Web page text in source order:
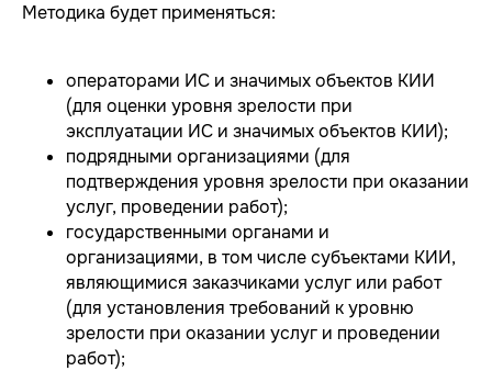
Методика будет применяться:
операторами ИС и значимых объектов КИИ
(для оценки уровня зрелости при
эксплуатации ИС и значимых объектов КИИ);
подрядными организациями (для
подтверждения уровня зрелости при оказании
услуг, проведении работ);
государственными органами и
организациями, в том числе субъектами КИИ,
являющимися заказчиками услуг или работ
(для установления требований к уровню
зрелости при оказании услуг и проведении
работ);